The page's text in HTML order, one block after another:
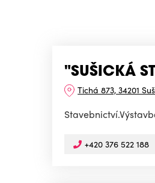
"SUŠICKÁ
Tichá 873, 34201
+420 376 522 188